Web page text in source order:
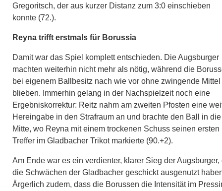
Gregoritsch, der aus kurzer Distanz zum 3:0 einschieben
konnte (72.).
Reyna trifft erstmals für Borussia
Damit war das Spiel komplett entschieden. Die Augsburger
machten weiterhin nicht mehr als nötig, während die
bei eigenem Ballbesitz nach wie vor ohne zwingende Mittel
blieben. Immerhin gelang in der Nachspielzeit noch eine
Ergebniskorrektur: Reitz nahm am zweiten Pfosten eine
Hereingabe in den Strafraum an und brachte den Ball in die
Mitte, wo Reyna mit einem trockenen Schuss seinen ersten
Treffer im Gladbacher Trikot markierte (90.+2).
Am Ende war es ein verdienter, klarer Sieg der Augsburger,
die Schwächen der Gladbacher geschickt ausgenutzt
Ärgerlich zudem, dass die Borussen die Intensität im